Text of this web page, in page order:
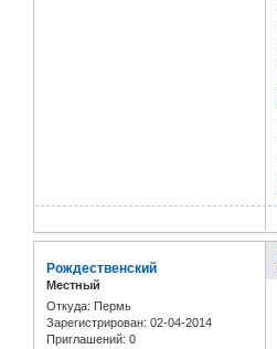
Рождественский
Местный
Откуда: Пермь
Зарегистрирован: 02-04-2014
Приглашений: 0